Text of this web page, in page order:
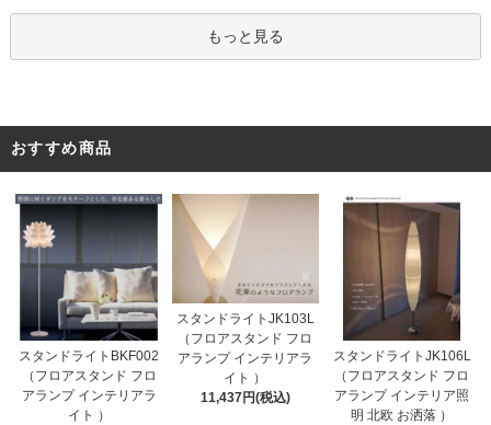
もっと見る
おすすめ商品
スタンドライトBKF002
（フロアスタンド フロ
アランプ インテリアラ
イト ）
スタンドライトJK103L
（フロアスタンド フロ
アランプ インテリアラ
イト ）
11,437円(税込)
スタンドライトJK106L
（フロアスタンド フロ
アランプ インテリア照
明 北欧 お洒落 ）